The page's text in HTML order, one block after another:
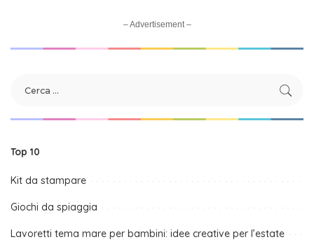
– Advertisement –
Top 10
Kit da stampare
Giochi da spiaggia
Lavoretti tema mare per bambini: idee creative per l’estate